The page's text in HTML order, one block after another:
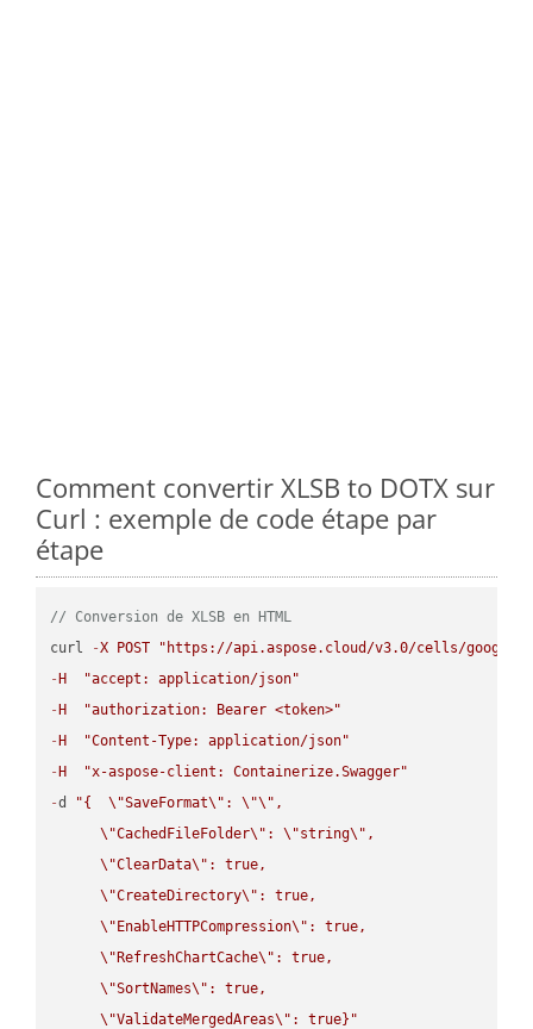
Comment convertir XLSB to DOTX sur
Curl : exemple de code étape par
étape
// Conversion de XLSB en HTML
curl
-X POST
"https://api.aspose.cloud/v3.0/cells/
- H
"accept: application/json"
- H
"authorization: Bearer <token>"
- H
"Content-Type: application/json"
- H
"x-aspose-client: Containerize.Swagger"
-d "{ \"SaveFormat\" : \"\" ,
\"CachedFileFolder\" : \"string\" ,
\"ClearData\" : true,
\"CreateDirectory\" : true,
\" EnableHTTPCompression\" : true,
\" RefreshChartCache\" : true,
\"SortNames\" : true,
\"ValidateMergedAreas\" : true}"